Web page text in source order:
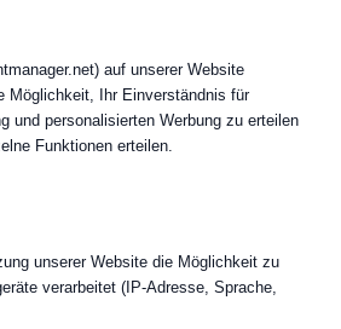
auf unserer Website
Möglichkeit, Ihr Einverständnis für
und personalisierten Werbung zu erteilen
Funktionen erteilen.
unserer Website die Möglichkeit zu
verarbeitet (IP-Adresse, Sprache,